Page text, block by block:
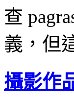
查
義，但
攝影作